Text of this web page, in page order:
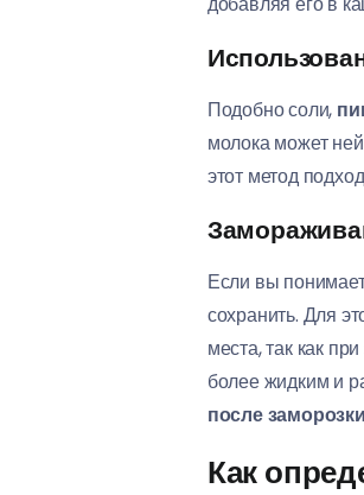
Подобно соли,
молока может
этот метод
Если вы
сохранить. Для
места, так как
более жидким и
после заморозки
Как